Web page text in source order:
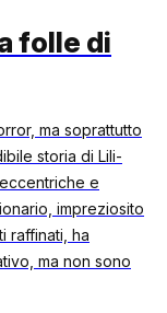
folle di
ma soprattutto
storia di Lili-
e
impreziosito
raffinati, ha
ma non sono